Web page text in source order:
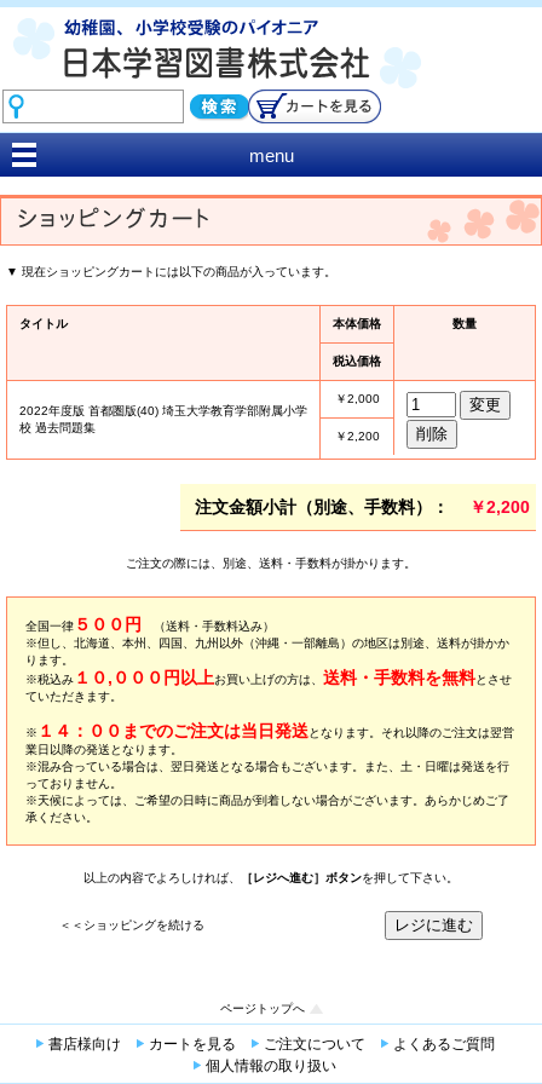
menu
▼ 現在ショッピングカートには以下の商品が入っています。
タイトル 本体価格
税込価格
数量
2022年度版 首都圏版(40) 埼玉大学教育学部附属小学
校 過去問題集
￥2,000
￥2,200
注文金額小計（別途、手数料）： ￥2,200
ご注文の際には、別途、送料・手数料が掛かります。
全国一律 ５００円
（送料・手数料込み）
※但し、北海道、本州、四国、九州以外（沖縄・一部離島）の地区は別途、送料が掛かか
ります。
※税込み １０,０００円以上お買い上げの方は、 送料・手数料を無料とさせ
ていただきます。
※ １４：００までのご注文は当日発送となります。それ以降のご注文は翌営
業日以降の発送となります。
※混み合っている場合は、翌日発送となる場合もございます。また、土・日曜は発送を行
っておりません。
※天候によっては、ご希望の日時に商品が到着しない場合がございます。あらかじめご了
承ください。
以上の内容でよろしければ、 ［レジへ進む］ボタンを押して下さい。
＜＜ショッピングを続ける
ページトップへ
書店様向け カートを見る ご注文について
よくあるご質問
個人情報の取り扱い